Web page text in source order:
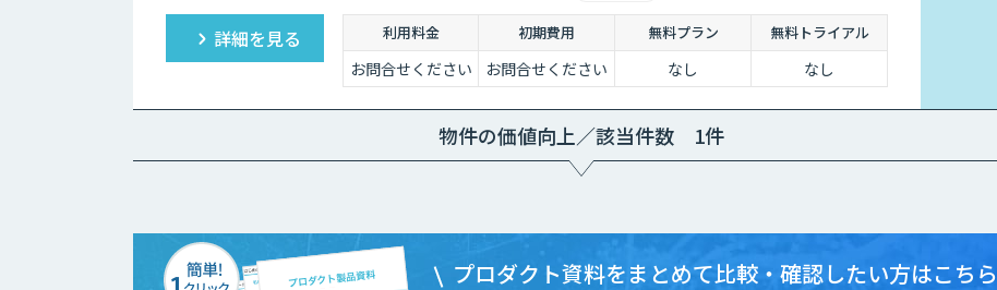
詳細を見る 利用料金 初期費用 無料プラン 無料トライアル
お問合せください お問合せください なし なし
物件の価値向上／該当件数 1件
プロダクト資料をまとめて比較・確認したい方はこちら